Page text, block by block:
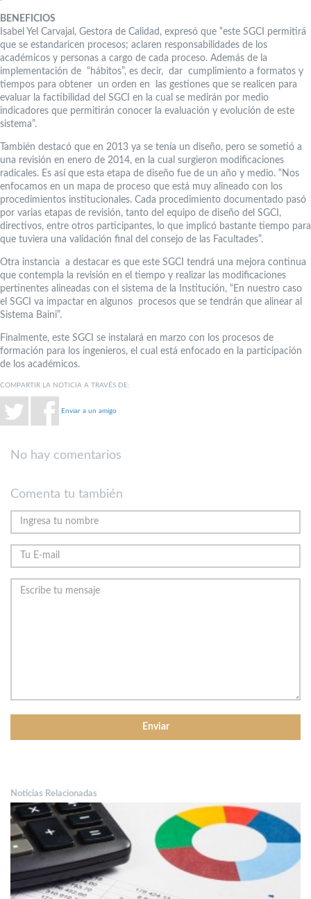
BENEFICIOS
Isabel Yel Carvajal, Gestora de Calidad, expresó que “este SGCI permitirá
que se estandaricen procesos; aclaren responsabilidades de los
académicos y personas a cargo de cada proceso. Además de la
implementación de “hábitos”, es decir, dar cumplimiento a formatos y
tiempos para obtener un orden en las gestiones que se realicen para
evaluar la factibilidad del SGCI en la cual se medirán por medio
indicadores que permitirán conocer la evaluación y evolución de este
sistema”.
También destacó que en 2013 ya se tenía un diseño, pero se sometió a
una revisión en enero de 2014, en la cual surgieron modificaciones
radicales. Es así que esta etapa de diseño fue de un año y medio. “Nos
enfocamos en un mapa de proceso que está muy alineado con los
procedimientos institucionales. Cada procedimiento documentado pasó
por varias etapas de revisión, tanto del equipo de diseño del SGCI,
directivos, entre otros participantes, lo que implicó bastante tiempo para
que tuviera una validación final del consejo de las Facultades”.
Otra instancia a destacar es que este SGCI tendrá una mejora continua
que contempla la revisión en el tiempo y realizar las modificaciones
pertinentes alineadas con el sistema de la Institución, “En nuestro caso
el SGCI va impactar en algunos procesos que se tendrán que alinear al
Sistema Baini”.
Finalmente, este SGCI se instalará en marzo con los procesos de
formación para los ingenieros, el cual está enfocado en la participación
de los académicos.
COMPARTIR LA NOTICIA A TRAVÉS DE:
Enviar a un amigo
No hay comentarios
Comenta tu también
Noticias Relacionadas